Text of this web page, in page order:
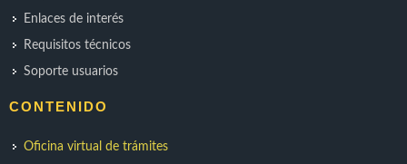
Enlaces de interés
Requisitos técnicos
Soporte usuarios
CONTENIDO
Oficina virtual de trámites